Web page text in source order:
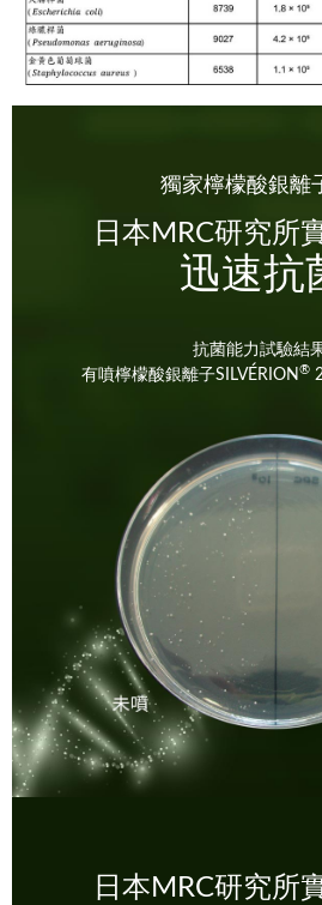
獨家檸檬酸銀離
日本MRC研究所
迅速抗
抗菌能力試驗結
有噴檸檬酸銀離子SILVÉRION®
日本MRC研究所